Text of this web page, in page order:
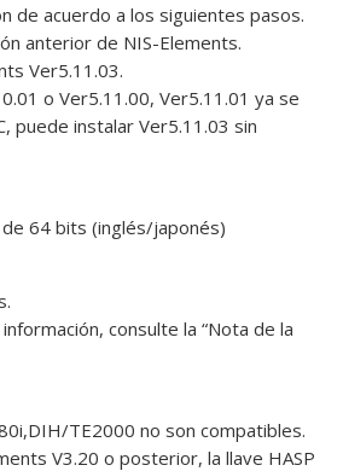
de acuerdo a los siguientes pasos.
anterior de NIS-Elements.
Ver5.11.03.
o Ver5.11.00, Ver5.11.01 ya se
puede instalar Ver5.11.03 sin
64 bits (inglés/japonés)
consulte la “Nota de la
TE2000 no son compatibles.
V3.20 o posterior, la llave HASP